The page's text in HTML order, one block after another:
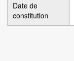
Date de
constitution